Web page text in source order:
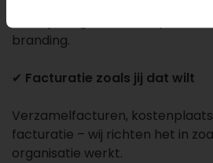
branding.
✔ Facturatie zoals jij dat wilt
Verzamelfacturen,
facturatie – wij richten het in
organisatie werkt.